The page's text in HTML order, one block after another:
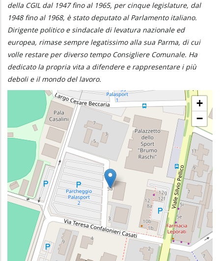
della CGIL dal 1947 fino al 1965, per cinque legislature, dal
1948 fino al 1968, è stato deputato al Parlamento italiano.
Dirigente politico e sindacale di levatura nazionale ed
europea, rimase sempre legatissimo alla sua Parma, di cui
volle restare per diverso tempo Consigliere Comunale. Ha
dedicato la propria vita a difendere e rappresentare i più
deboli e il mondo del lavoro.
+
−